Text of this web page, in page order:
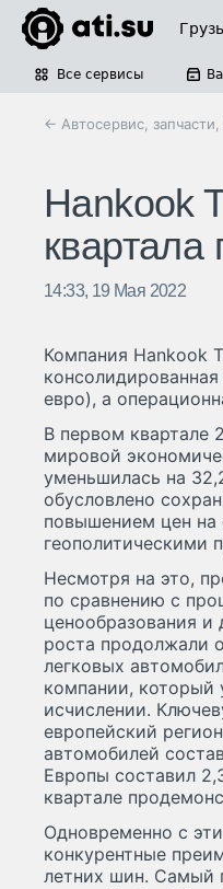
Все сервисы
← Автосервис,
Hankook
квартала
14:33, 19 Мая 2022
Компания Hankook
евро), а
В первом квартале
мировой
уменьшилась на
обусловлено
повышением цен на
геополитическими
Несмотря на это,
по сравнению с
ценообразования и
роста продолжали
легковых
компании, который
исчислении.
европейский
автомобилей
Европы составил
квартале
Одновременно с
конкурентные
летних шин. Самый